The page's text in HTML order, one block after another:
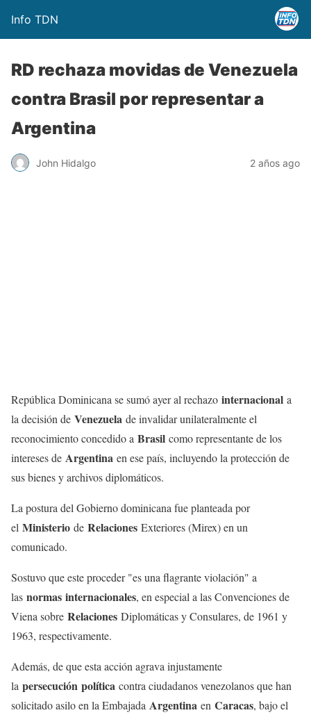
Info TDN
RD rechaza movidas de Venezuela
contra Brasil por representar a
Argentina
John Hidalgo 2 años ago
República Dominicana se sumó ayer al rechazo internacional a
la decisión de Venezuela de invalidar unilateralmente el
reconocimiento concedido a Brasil como representante de los
intereses de Argentina en ese país, incluyendo la protección de
sus bienes y archivos diplomáticos.
La postura del Gobierno dominicana fue planteada por
el Ministerio de Relaciones Exteriores (Mirex) en un
comunicado.
Sostuvo que este proceder "es una flagrante violación" a
las normas internacionales, en especial a las Convenciones de
Viena sobre Relaciones Diplomáticas y Consulares, de 1961 y
1963, respectivamente.
Además, de que esta acción agrava injustamente
la persecución política contra ciudadanos venezolanos que han
solicitado asilo en la Embajada Argentina en Caracas, bajo el